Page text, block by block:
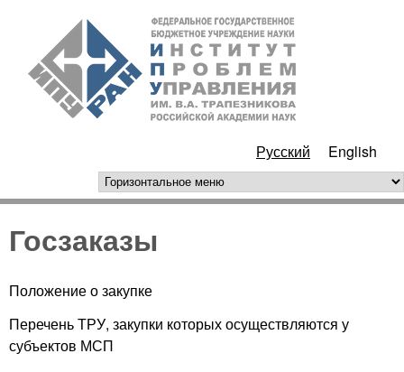
Перейти к основному
содержанию
РАН
Русский English
горизонтальное меню
Госзаказы
Положение о закупке
Перечень ТРУ, закупки которых осуществляются у
субъектов МСП